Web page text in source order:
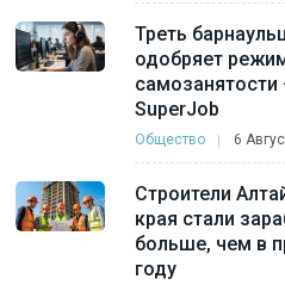
Треть
одобряет
SuperJob
Общество 6
Строители
края стали
больше, чем в
году